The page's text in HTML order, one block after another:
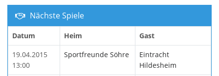
Nächste Spiele
Datum Heim Gast
19.04.2015
13:00
Sportfreunde Söhre
Eintracht
Hildesheim